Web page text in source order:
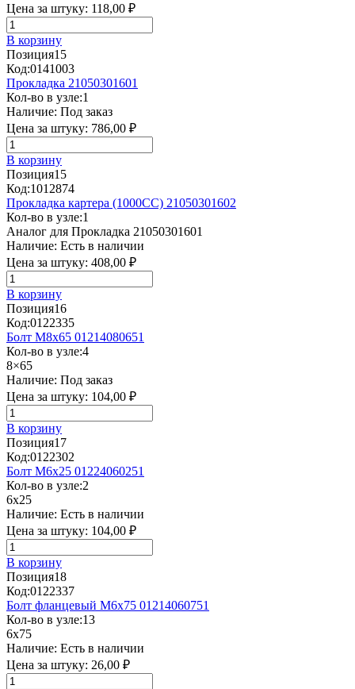
Цена за штуку: 118,00 ₽
В корзину
Позиция15
Код:0141003
Прокладка 21050301601
Кол-во в узле:1
Наличие: Под заказ
Цена за штуку: 786,00 ₽
В корзину
Позиция15
Код:1012874
Прокладка картера (1000CC) 21050301602
Кол-во в узле:1
Аналог для Прокладка 21050301601
Наличие: Есть в наличии
Цена за штуку: 408,00 ₽
В корзину
Позиция16
Код:0122335
Болт М8х65 01214080651
Кол-во в узле:4
8×65
Наличие: Под заказ
Цена за штуку: 104,00 ₽
В корзину
Позиция17
Код:0122302
Болт М6х25 01224060251
Кол-во в узле:2
6x25
Наличие: Есть в наличии
Цена за штуку: 104,00 ₽
В корзину
Позиция18
Код:0122337
Болт фланцевый М6х75 01214060751
Кол-во в узле:13
6x75
Наличие: Есть в наличии
Цена за штуку: 26,00 ₽